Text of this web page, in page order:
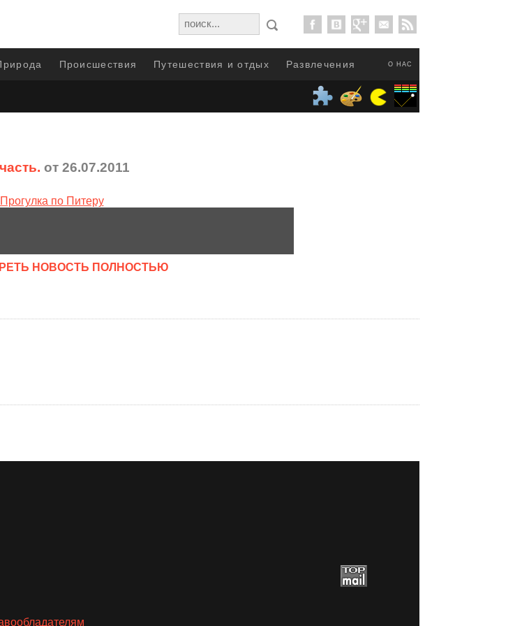
О НАС
Происшествия Путешествия и отдых Развлечения
от 26.07.2011
НОВОСТЬ ПОЛНОСТЬЮ